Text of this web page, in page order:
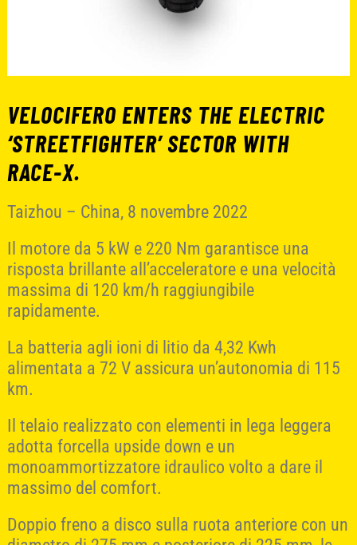
VELOCIFERO ENTERS THE ELECTRIC
‘STREETFIGHTER’ SECTOR WITH
RACE-X.
Taizhou – China, 8 novembre 2022
Il motore da 5 kW e 220 Nm garantisce una
risposta brillante all’acceleratore e una velocità
massima di 120 km/h raggiungibile
rapidamente.
La batteria agli ioni di litio da 4,32 Kwh
alimentata a 72 V assicura un’autonomia di 115
km.
Il telaio realizzato con elementi in lega leggera
adotta forcella upside down e un
monoammortizzatore idraulico volto a dare il
massimo del comfort.
Doppio freno a disco sulla ruota anteriore con un